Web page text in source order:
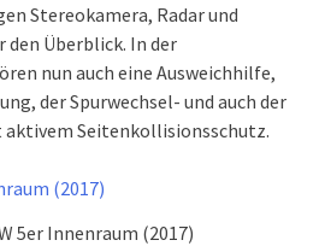
Stereokamera, Radar und
Überblick. In der
nun auch eine Ausweichhilfe,
der Spurwechsel- und auch der
Seitenkollisionsschutz.
5er Innenraum (2017)